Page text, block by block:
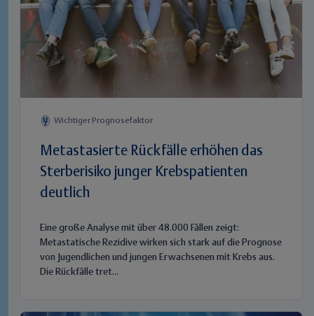
Wichtiger Prognosefaktor
Metastasierte Rückfälle erhöhen das
Sterberisiko junger Krebspatienten
deutlich
Eine große Analyse mit über 48.000 Fällen zeigt:
Metastatische Rezidive wirken sich stark auf die Prognose
von Jugendlichen und jungen Erwachsenen mit Krebs aus.
Die Rückfälle tret...